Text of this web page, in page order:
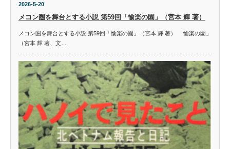
2026-5-20
メコン圏を舞台とする小説 第59回「愉楽の園」（宮本 輝 著）
メコン圏を舞台とする小説 第59回「愉楽の園」（宮本 輝 著） 「愉楽の園」
（宮本 輝 著、文…